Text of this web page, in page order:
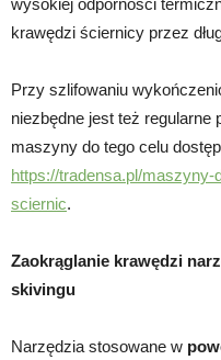
krawędzi ściernicy przez
Przy szlifowaniu
niezbędne jest też regularne
maszyny do tego celu
https://tradensa.pl/maszyny-
sciernic.
Zaokrąglanie krawędzi
skivingu
Narzędzia stosowane w